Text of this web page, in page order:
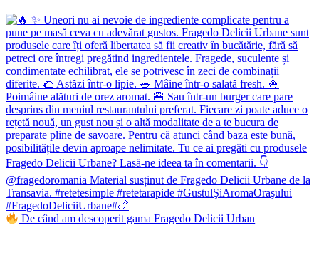
De când am descoperit gama Fragedo Delicii Urban